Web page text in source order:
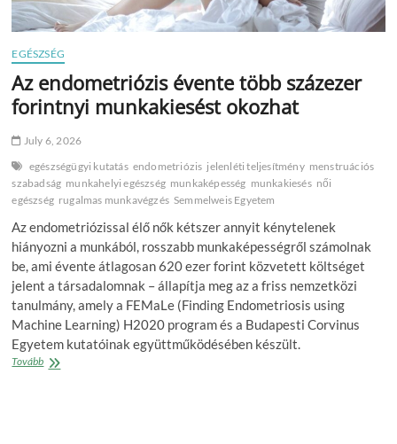
EGÉSZSÉG
Az endometriózis évente több százezer
forintnyi munkakiesést okozhat
July 6, 2026
egészségügyi kutatás endometriózis jelenléti teljesítmény menstruációs
szabadság munkahelyi egészség munkaképesség munkakiesés női
egészség rugalmas munkavégzés Semmelweis Egyetem
Az endometriózissal élő nők kétszer annyit kénytelenek
hiányozni a munkából, rosszabb munkaképességről számolnak
be, ami évente átlagosan 620 ezer forint közvetett költséget
jelent a társadalomnak – állapítja meg az a friss nemzetközi
tanulmány, amely a FEMaLe (Finding Endometriosis using
Machine Learning) H2020 program és a Budapesti Corvinus
Egyetem kutatóinak együttműködésében készült.
TovábbAz